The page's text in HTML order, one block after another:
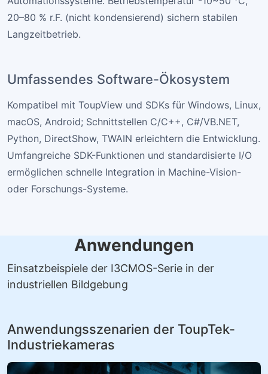
20–80 % r.F. (nicht kondensierend) sichern stabilen
Langzeitbetrieb.
Umfassendes Software-Ökosystem
Kompatibel mit ToupView und SDKs für Windows, Linux,
macOS, Android; Schnittstellen C/C++, C#/VB.NET,
Python, DirectShow, TWAIN erleichtern die Entwicklung.
Umfangreiche SDK-Funktionen und standardisierte I/O
ermöglichen schnelle Integration in Machine-Vision-
oder Forschungs-Systeme.
Anwendungen
Einsatzbeispiele der I3CMOS-Serie in der
industriellen Bildgebung
Anwendungsszenarien der ToupTek-
Industriekameras